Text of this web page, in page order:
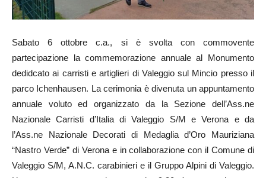
Sabato 6 ottobre c.a., si è svolta con commovente
partecipazione la commemorazione annuale al Monumento
dedidcato ai carristi e artiglieri di Valeggio sul Mincio presso il
parco Ichenhausen. La cerimonia è divenuta un appuntamento
annuale voluto ed organizzato da la Sezione dell’Ass.ne
Nazionale Carristi d’Italia di Valeggio S/M e Verona e da
l’Ass.ne Nazionale Decorati di Medaglia d’Oro Mauriziana
“Nastro Verde” di Verona e in collaborazione con il Comune di
Valeggio S/M, A.N.C. carabinieri e il Gruppo Alpini di Valeggio.